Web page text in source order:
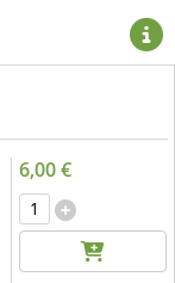
6,00 €